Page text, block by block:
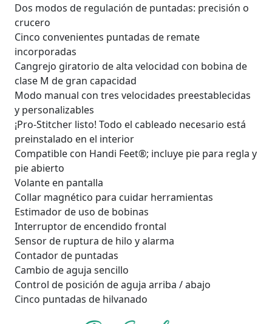
Dos modos de regulación de puntadas: precisión o
crucero
Cinco convenientes puntadas de remate
incorporadas
Cangrejo giratorio de alta velocidad con bobina de
clase M de gran capacidad
Modo manual con tres velocidades preestablecidas
y personalizables
¡Pro-Stitcher listo! Todo el cableado necesario está
preinstalado en el interior
Compatible con Handi Feet®; incluye pie para regla y
pie abierto
Volante en pantalla
Collar magnético para cuidar herramientas
Estimador de uso de bobinas
Interruptor de encendido frontal
Sensor de ruptura de hilo y alarma
Contador de puntadas
Cambio de aguja sencillo
Control de posición de aguja arriba / abajo
Cinco puntadas de hilvanado